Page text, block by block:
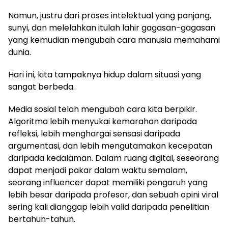
Namun, justru dari proses intelektual yang panjang,
sunyi, dan melelahkan itulah lahir gagasan-gagasan
yang kemudian mengubah cara manusia memahami
dunia.
Hari ini, kita tampaknya hidup dalam situasi yang
sangat berbeda.
Media sosial telah mengubah cara kita berpikir.
Algoritma lebih menyukai kemarahan daripada
refleksi, lebih menghargai sensasi daripada
argumentasi, dan lebih mengutamakan kecepatan
daripada kedalaman. Dalam ruang digital, seseorang
dapat menjadi pakar dalam waktu semalam,
seorang influencer dapat memiliki pengaruh yang
lebih besar daripada profesor, dan sebuah opini viral
sering kali dianggap lebih valid daripada penelitian
bertahun-tahun.